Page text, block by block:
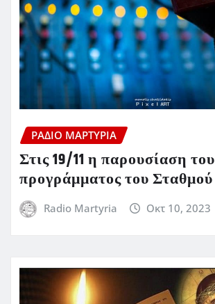
ΡΆΔΙΟ ΜΑΡΤΥΡΊΑ
Στις 19/11 η παρουσίαση
προγράμματος του
Radio Martyria Οκτ 10, 2023